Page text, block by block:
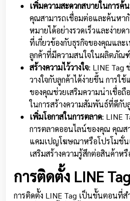
เพิ่มความสะดวกสบายในการค้
คุณสามารถเชื่อมต่อและค้นหา
หมายได้อย่างรวดเร็วและง่ายด
ที่เกี่ยวข้องกับธุรกิจของคุณและ
ลูกค้าที่มีความสนใจในผลิตภัณ
สร้างความไว้วางใจ: LINE Tag
วางใจกับลูกค้าได้ง่ายขึ้น การใ
ของคุณช่วยเสริมความน่าเชื่อถื
ในการสร้างความสัมพันธ์ที่ดีกับ
เพิ่มโอกาสในการตลาด: LINE
การตลาดออนไลน์ของคุณ คุณส
แคมเปญโฆษณาหรือโปรโมชั่
เสริมสร้างความรู้สึกต่อสินค้าห
การติดตั้ง LINE Tag
การติดตั้ง LINE Tag เป็นขั้นตอนที่